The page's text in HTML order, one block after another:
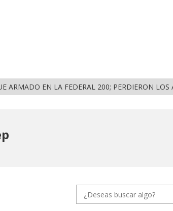
EN LA FEDERAL 200; PERDIERON LOS